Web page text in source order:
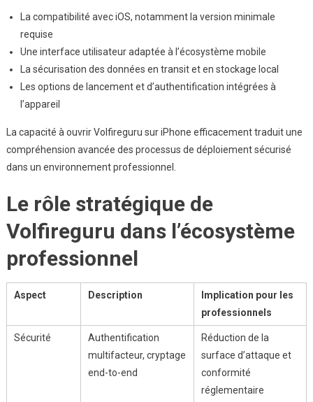
La compatibilité avec iOS, notamment la version minimale
requise
Une interface utilisateur adaptée à l’écosystème mobile
La sécurisation des données en transit et en stockage local
Les options de lancement et d’authentification intégrées à
l’appareil
La capacité à ouvrir Volfireguru sur iPhone efficacement traduit une
compréhension avancée des processus de déploiement sécurisé
dans un environnement professionnel.
Le rôle stratégique de
Volfireguru dans l’écosystème
professionnel
Aspect Description
Implication pour les
professionnels
Sécurité
Authentification
multifacteur, cryptage
end-to-end
Réduction de la
surface d’attaque et
conformité
réglementaire